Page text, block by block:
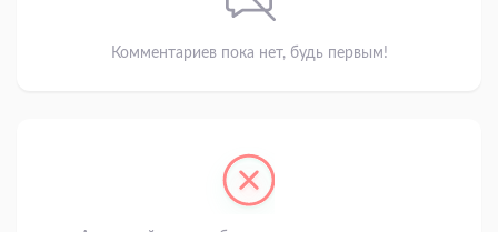
Комментариев пока нет, будь первым!